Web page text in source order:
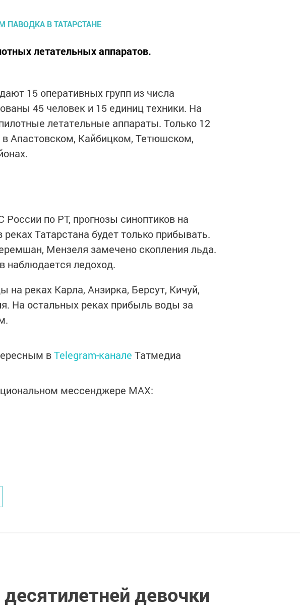
летательных аппаратов.
15 оперативных групп из числа
45 человек и 15 единиц техники. На
летательные аппараты. Только 12
Апастовском, Кайбицком, Тетюшском,
по РТ, прогнозы синоптиков на
Татарстана будет только прибывать.
Мензеля замечено скопления льда.
наблюдается ледоход.
реках Карла, Анзирка, Берсут, Кичуй,
На остальных реках прибыль воды за
вTelegram-канале Татмедиа
мессенджере MАХ:
девочки